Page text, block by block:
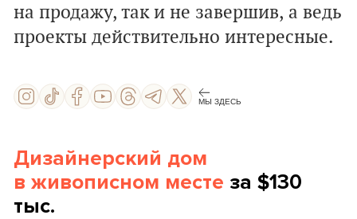
на продажу, так и не завершив, а ведь
проекты действительно интересные.
МЫ ЗДЕСЬ
Дизайнерский дом
в живописном месте за $130
тыс.